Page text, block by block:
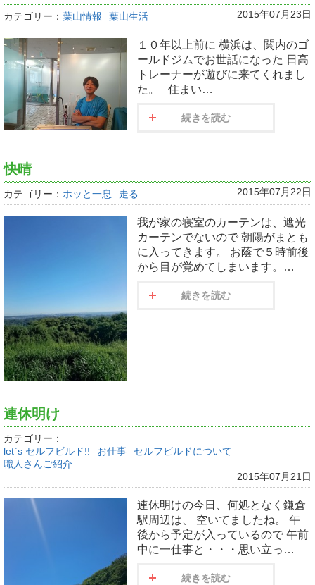
カテゴリー： 葉山情報 葉山生活 2015年07月23日
１０年以上前に 横浜は、関内のゴ
ールドジムでお世話になった 日高
トレーナーが遊びに来てくれまし
た。 住まい…
続きを読む
快晴
カテゴリー： ホッと一息 走る 2015年07月22日
我が家の寝室のカーテンは、遮光
カーテンでないので 朝陽がまとも
に入ってきます。 お蔭で５時前後
から目が覚めてしまいます。…
続きを読む
連休明け
カテゴリー：
let`s セルフビルド!!
お仕事
セルフビルドについて
職人さんご紹介
2015年07月21日
連休明けの今日、何処となく鎌倉
駅周辺は、 空いてましたね。 午
後から予定が入っているので 午前
中に一仕事と・・・思い立っ…
続きを読む